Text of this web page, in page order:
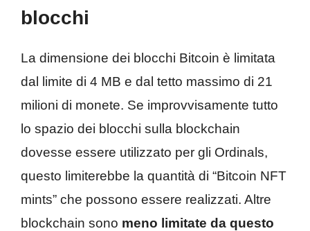
blocchi
La dimensione dei blocchi Bitcoin è limitata
dal limite di 4 MB e dal tetto massimo di 21
milioni di monete. Se improvvisamente tutto
lo spazio dei blocchi sulla blockchain
dovesse essere utilizzato per gli Ordinals,
questo limiterebbe la quantità di “Bitcoin NFT
mints” che possono essere realizzati. Altre
blockchain sono meno limitate da questo